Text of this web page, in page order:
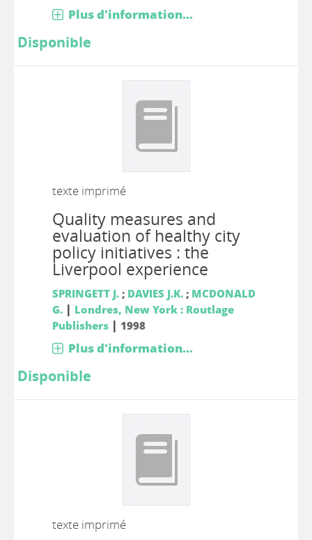
Plus d'information...
Disponible
texte imprimé
Quality measures and
evaluation of healthy city
policy initiatives : the
Liverpool experience
SPRINGETT J.; DAVIES J.K.; MCDONALD
G. | Londres, New York : Routlage
Publishers| 1998
Plus d'information...
Disponible
texte imprimé